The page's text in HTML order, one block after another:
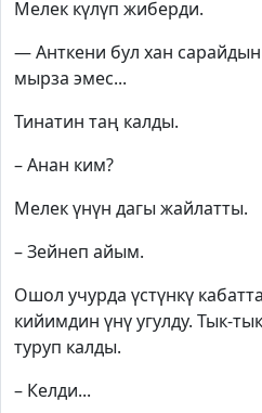
Мелек күлүп жиберди.
— Анткени бул хан
мырза эмес...
Тинатин таң калды.
– Анан ким?
Мелек үнүн дагы жайлатты.
– Зейнеп айым.
Ошол учурда үстүнкү
кийимдин үнү угулду. Тык-
туруп калды.
– Келди...